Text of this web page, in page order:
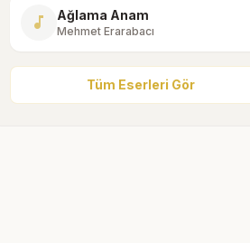
music_note Ağlama Anam
Mehmet Erarabacı
Tüm Eserleri Gör